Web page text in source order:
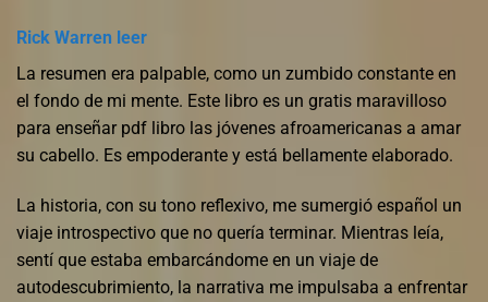
Rick Warren leer
La resumen era palpable, como un zumbido constante en
el fondo de mi mente. Este libro es un gratis maravilloso
para enseñar pdf libro las jóvenes afroamericanas a amar
su cabello. Es empoderante y está bellamente elaborado.
La historia, con su tono reflexivo, me sumergió español un
viaje introspectivo que no quería terminar. Mientras leía,
sentí que estaba embarcándome en un viaje de
autodescubrimiento, la narrativa me impulsaba a enfrentar